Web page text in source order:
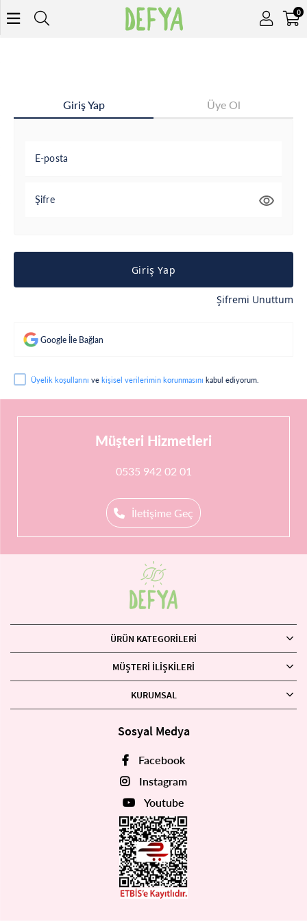
0
Giriş Yap Üye Ol
E-posta
Şifre
Giriş Yap
Şifremi Unuttum
Google İle Bağlan
Üyelik koşullarını ve kişisel verilerimin korunmasını kabul ediyorum.
Müşteri Hizmetleri
0535 942 02 01
İletişime Geç
ÜRÜN KATEGORILERI
MÜŞTERI İLIŞKILERI
KURUMSAL
Sosyal Medya
Facebook
Instagram
Youtube